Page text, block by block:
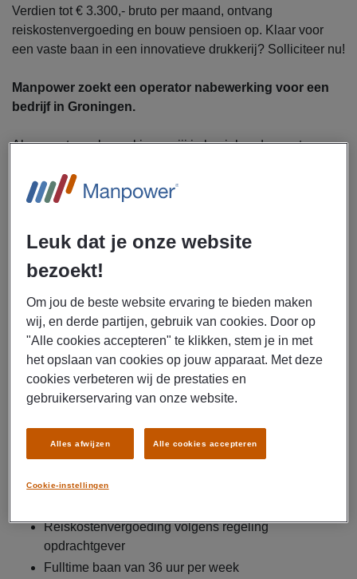
Verdien tot € 3.300,- bruto per maand, ontvang
reiskostenvergoeding en bouw pensioen op. Klaar voor
een vaste baan in een innovatieve drukkerij? Solliciteer nu!
Manpower zoekt een operator nabewerking voor een
bedrijf in Groningen.
Als operator nabewerking ga jij je bezighouden met:
stansen, vouwen en bundelen
Controleren van het drukproces en ingrijpen bij
Uitvoeren van kwaliteitscontroles op afgewerkt
drukwerk
voor procesoptimalisatie
Samenwerken met collega-operators om de workflow
soepel te laten verlopen
Zorgen voor een nette, veilige en geordende
de machines
Dit krijg je
Reiskostenvergoeding volgens regeling
opdrachtgever
Fulltime baan van 36 uur per week
Leuk dat je onze website
bezoekt!
Om jou de beste website ervaring te bieden maken
wij, en derde partijen, gebruik van cookies. Door op
"Alle cookies accepteren" te klikken, stem je in met
het opslaan van cookies op jouw apparaat. Met deze
cookies verbeteren wij de prestaties en
gebruikerservaring van onze website.
Cookie-instellingen
Alles afwijzen Alle cookies accepteren